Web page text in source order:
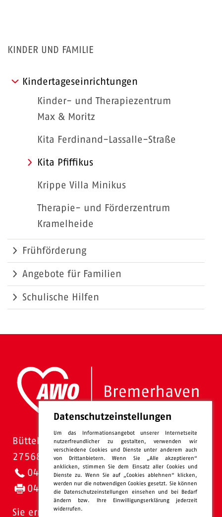
KINDER UND FAMILIE
Kindertageseinrichtungen
Kinder- und Therapiezentrum
Max & Moritz
Kita Ferdinand-Lassalle-Straße
Kita Pfiffikus
Krippe Villa Minikus
Therapie- und Förderzentrum
Kramelheide
Frühförderung
Angebote für Familien
Schulische Hilfen
Bütteler Straße 1
27568 Bremerhaven
0471 - 95 47-0
0471 - 95 47-120
Sie erreichen uns:
Datenschutzeinstellungen
Um das Informationsangebot unserer Internetseite
nutzerfreundlicher zu gestalten, verwenden wir
verschiedene Cookies und Dienste unter anderem auch
von Drittanbietern. Wenn Sie „Alle akzeptieren“
anklicken, stimmen Sie dem Einsatz aller Cookies und
Dienste zu. Wenn Sie auf „Cookies ablehnen“ klicken,
werden nur die notwendigen Cookies gesetzt. Sie können
die Datenschutzeinstellungen einsehen und bei Bedarf
ändern bzw. Ihre Einwilligungserklärung jederzeit
widerrufen.